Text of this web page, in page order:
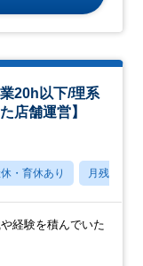
20h以下/理系
店舗運営】
・育休あり 月残業20
経験を積んでいた